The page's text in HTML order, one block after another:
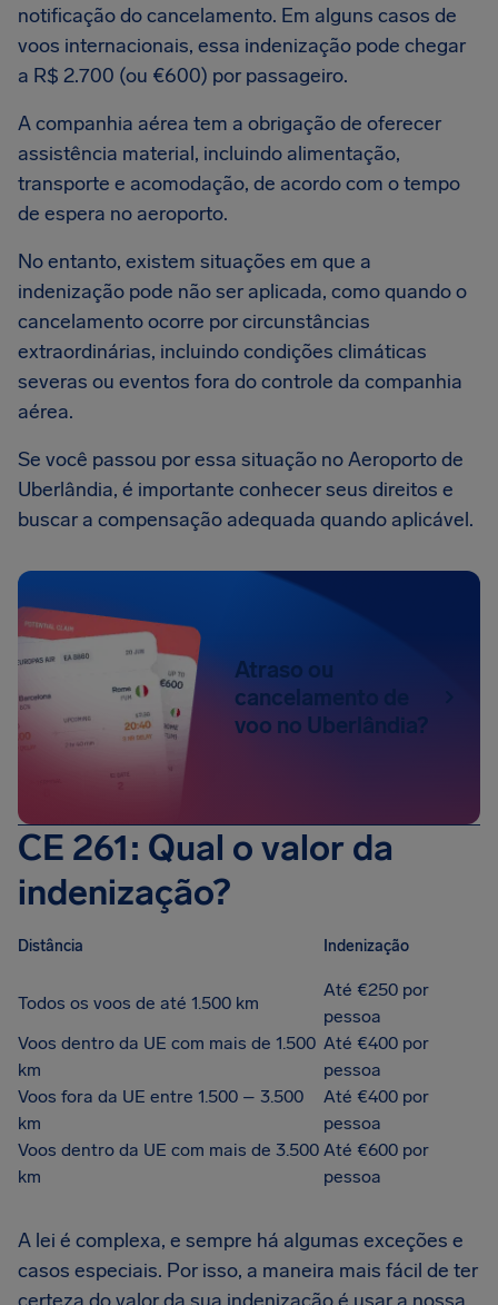
notificação do cancelamento. Em alguns casos de
voos internacionais, essa indenização pode chegar
a R$ 2.700 (ou €600) por passageiro.
A companhia aérea tem a obrigação de oferecer
assistência material, incluindo alimentação,
transporte e acomodação, de acordo com o tempo
de espera no aeroporto.
No entanto, existem situações em que a
indenização pode não ser aplicada, como quando o
cancelamento ocorre por circunstâncias
extraordinárias, incluindo condições climáticas
severas ou eventos fora do controle da companhia
aérea.
Se você passou por essa situação no Aeroporto de
Uberlândia, é importante conhecer seus direitos e
buscar a compensação adequada quando aplicável.
Atraso ou
cancelamento de
voo no Uberlândia?
CE 261: Qual o valor da
indenização?
Distância Indenização
Todos os voos de até 1.500 km
Até €250 por
pessoa
Voos dentro da UE com mais de 1.500
km
Até €400 por
pessoa
Voos fora da UE entre 1.500 – 3.500
km
Até €400 por
pessoa
Voos dentro da UE com mais de 3.500
km
Até €600 por
pessoa
A lei é complexa, e sempre há algumas exceções e
casos especiais. Por isso, a maneira mais fácil de ter